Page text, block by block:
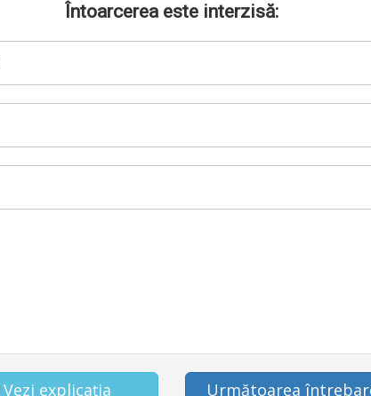
Întoarcerea este interzisă:
Vezi explicația Următoarea